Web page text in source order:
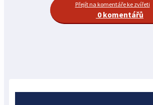
Přejít na komentáře ke zvířeti
0 komentářů